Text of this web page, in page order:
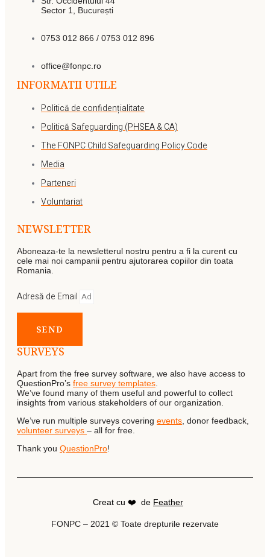
Sector 1, București
0753 012 866 / 0753 012 896
office@fonpc.ro
INFORMATII UTILE
Politică de confidențialitate
Politică Safeguarding (PHSEA & CA)
The FONPC Child Safeguarding Policy Code
Media
Parteneri
Voluntariat
NEWSLETTER
Aboneaza-te la newsletterul nostru pentru a fi la curent cu
cele mai noi campanii pentru ajutorarea copiilor din toata
Romania.
Adresă de Email
SEND
SURVEYS
Apart from the free survey software, we also have access to
QuestionPro’s free survey templates
We’ve found many of them useful and powerful to collect
insights from various stakeholders of our organization.
We’ve run multiple surveys covering events , donor feedback,
volunteer surveys – all for free.
Thank you QuestionPro!
Creat cu ❤️ de Feather
FONPC – 2021 © Toate drepturile rezervate